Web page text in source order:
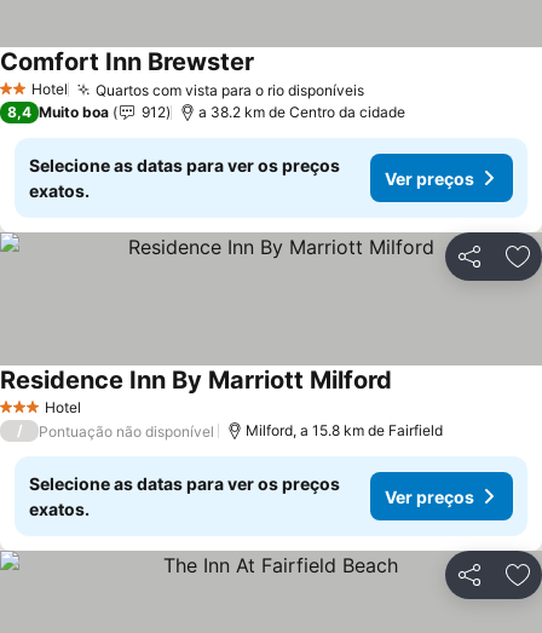
2 Estrelas
Hotel Quartos com vista para o rio disponíveis
Comfort Inn Brewster
8,4 Muito boa 912 a 38.2 km de Centro da cidade
Selecione as datas para ver os preços
exatos.
Ver preços
Partilhar
3 EstrelasHotel
Residence Inn By Marriott Milford
/ Pontuação não disponível Milford, a 15.8 km de Fairfield
Selecione as datas para ver os preços
exatos.
Ver preços
Partilhar